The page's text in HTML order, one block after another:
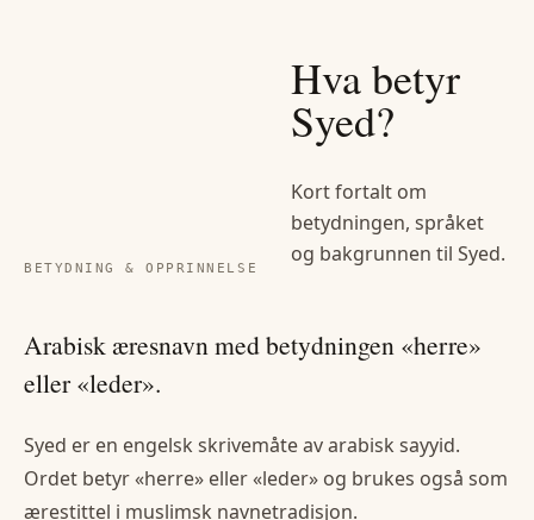
BETYDNING & OPPRINNELSE
Hva betyr
Syed?
Kort fortalt om
betydningen, språket
og bakgrunnen til Syed.
Arabisk æresnavn med betydningen «herre»
eller «leder».
Syed er en engelsk skrivemåte av arabisk sayyid.
Ordet betyr «herre» eller «leder» og brukes også som
ærestittel i muslimsk navnetradisjon.